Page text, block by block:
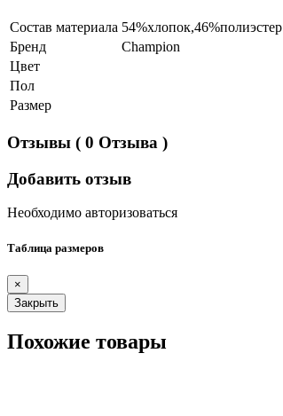
Состав материала 54%хлопок,46%полиэстер
Бренд
Champion
Цвет
Пол
Размер
Отзывы ( 0 Отзыва )
Добавить отзыв
Необходимо авторизоваться
Таблица размеров
×
Закрыть
Похожие товары